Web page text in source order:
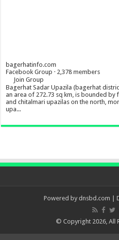
bagerhatinfo.com
Facebook Group · 2,378 members
Join Group
Bagerhat Sadar Upazila (bagerhat
an area of 272.73 sq km, is bounded by
and chitalmari upazilas on the north,
upa...
Powered by dnsbd.com |
© Copyright 2026, All